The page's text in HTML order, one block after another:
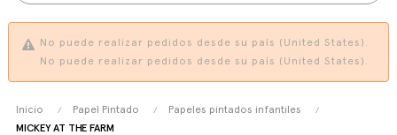
No puede realizar pedidos desde su país (United States).
No puede realizar pedidos desde su país (United States).
Inicio Papel Pintado
Papeles pintados infantiles
MICKEY AT THE FARM